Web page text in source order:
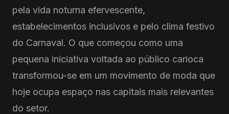
pela vida noturna efervescente,
estabelecimentos inclusivos e pelo clima festivo
do Carnaval. O que começou como uma
pequena iniciativa voltada ao público carioca
transformou-se em um movimento de moda que
hoje ocupa espaço nas capitais mais relevantes
do setor.